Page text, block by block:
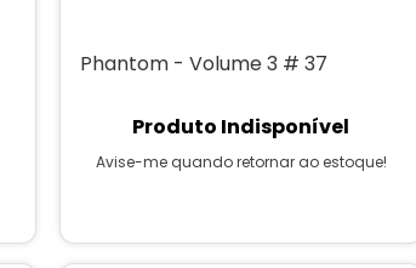
Phantom - Volume 3 # 37
Produto Indisponível
Avise-me quando retornar ao estoque!